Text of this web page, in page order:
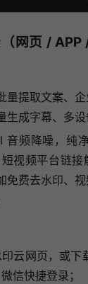
网页 / APP
提取文案、企
生成字幕、多
音频降噪，纯
视频平台链接
免费去水印、视
云网页，或下
信快捷登录；